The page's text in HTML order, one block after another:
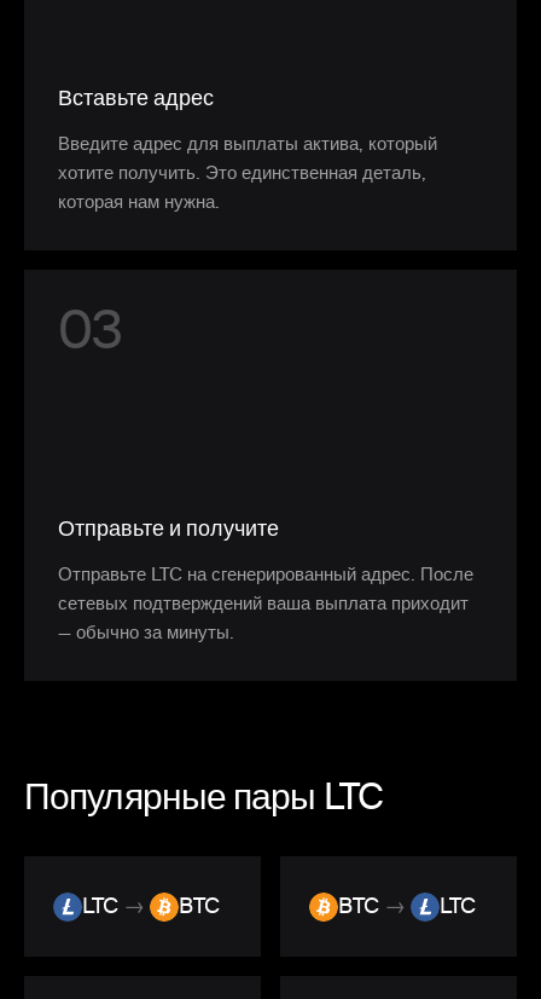
Вставьте адрес
Введите адрес для выплаты актива, который
хотите получить. Это единственная деталь,
которая нам нужна.
03
Отправьте и получите
Отправьте LTC на сгенерированный адрес. После
сетевых подтверждений ваша выплата приходит
— обычно за минуты.
Популярные пары LTC
LTC → BTC BTC → LTC